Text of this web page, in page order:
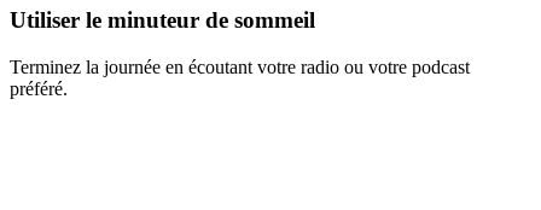
Utiliser le minuteur de sommeil
Terminez la journée en écoutant votre radio ou votre podcast
préféré.